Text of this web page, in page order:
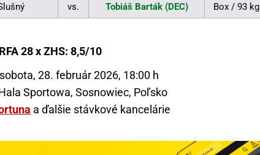
vs. Tobiáš Barták (DEC) Box / 93 kg
28 x ZHS: 8,5/10
sobota, 28. február 2026, 18:00 h
Sportowa, Sosnowiec, Poľsko
a ďalšie stávkové kancelárie